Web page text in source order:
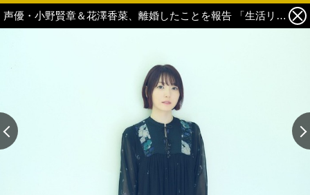
声優・小野賢章＆花澤香菜、離婚したことを報告 「生活リズムの違いから…」連名で経緯伝える 2枚目の写真・画像